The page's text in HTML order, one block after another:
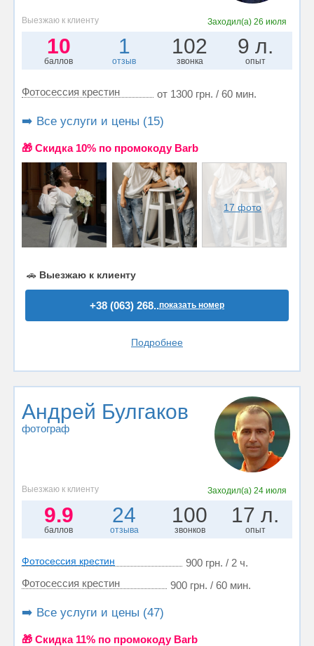
Выезжаю к клиенту Заходил(а)26 июля
10
баллов
1
отзыв
102
звонка
9 л.
опыт
Фотосессия крестин от 1300 грн. / 60 мин.
➡️ Все услуги и цены (15)
🎁 Cкидка 10% по промокоду Barb
17 фото
🚗 Выезжаю к клиенту
+38 (063) 268..показать номер
Подробнее
Андрей Булгаков
фотограф
Выезжаю к клиенту Заходил(а)24 июля
9.9
баллов
24
отзыва
100
звонков
17 л.
опыт
Фотосессия крестин
900 грн. / 2 ч.
Фотосессия крестин
900 грн. / 60 мин.
➡️ Все услуги и цены (47)
🎁 Cкидка 11% по промокоду Barb